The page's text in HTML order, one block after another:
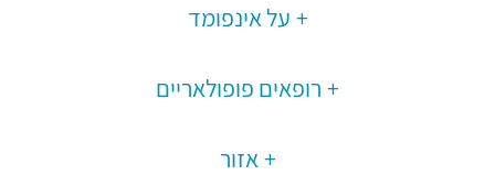
על אינפומד
רופאים פופולאריים
אזור